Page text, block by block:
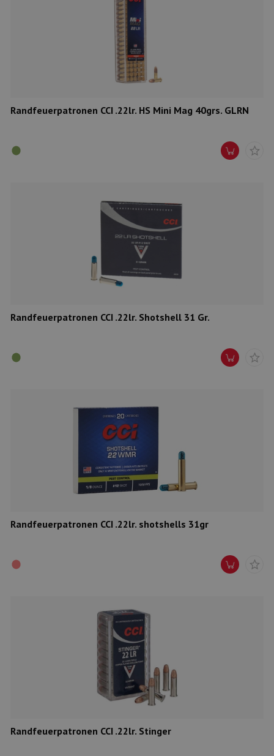
Randfeuerpatronen CCI .22lr. HS Mini Mag 40grs. GLRN
Randfeuerpatronen CCI .22lr. Shotshell 31 Gr.
Randfeuerpatronen CCI .22lr. shotshells 31gr
Randfeuerpatronen CCI .22lr. Stinger